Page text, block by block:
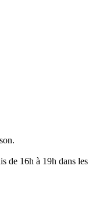
de 16h à 19h dans les